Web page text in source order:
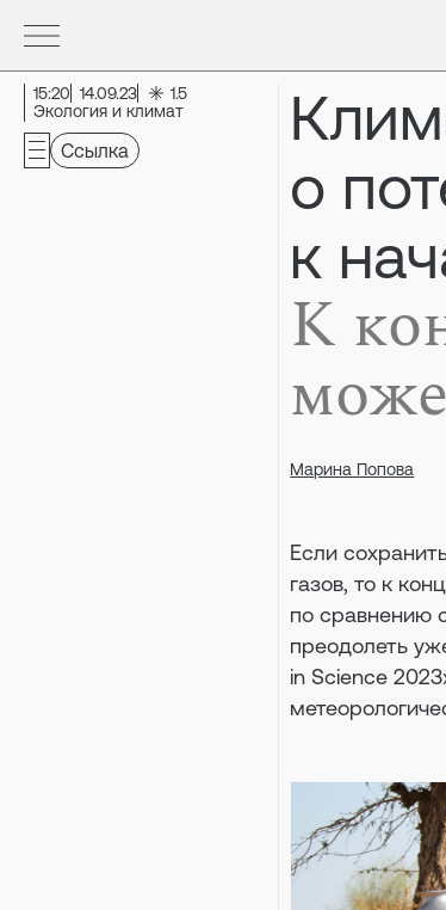
15:20 14.09.23
1.5
Экология и климат
Ссылка
о
к
К
Марина Попова
Если
газов, то к
по сравнению
преодолеть
in Science